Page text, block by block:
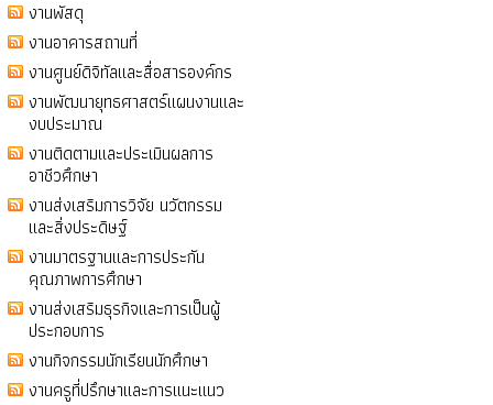
งานพัสดุ
งานอาคารสถานที่
งานศูนย์ดิจิทัลและสื่อสารองค์กร
งานพัฒนายุทธศาสตร์แผนงานและ
งบประมาณ
งานติดตามและประเมินผลการ
อาชีวศึกษา
งานส่งเสริมการวิจัย นวัตกรรม
และสิ่งประดิษฐ์
งานมาตรฐานและการประกัน
คุณภาพการศึกษา
งานส่งเสริมธุรกิจและการเป็นผู้
ประกอบการ
งานกิจกรรมนักเรียนนักศึกษา
งานครูที่ปรึกษาและการแนะแนว